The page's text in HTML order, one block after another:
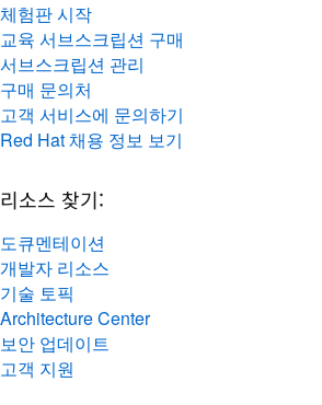
체험판 시작
교육 서브스크립션 구매
서브스크립션 관리
구매 문의처
고객 서비스에 문의하기
Red Hat 채용 정보 보기
리소스 찾기:
도큐멘테이션
개발자 리소스
기술 토픽
Architecture Center
보안 업데이트
고객 지원